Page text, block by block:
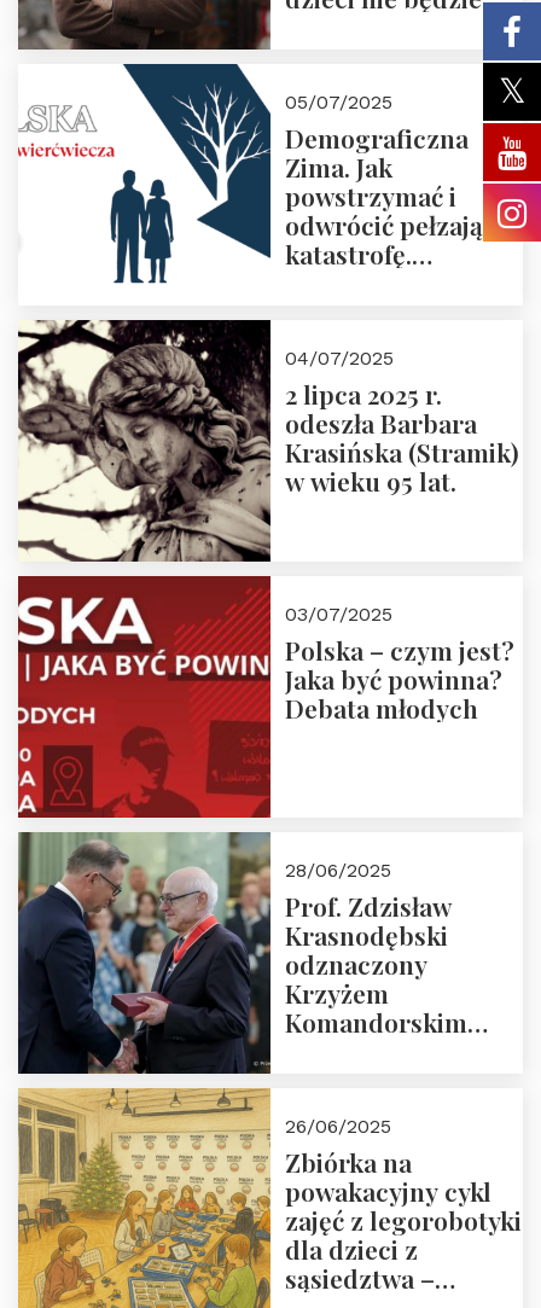
05/07/2025
Demograficzna
Zima. Jak
powstrzymać i
odwrócić pełzającą
katastrofę.
Nowego
Ćwierćwiecza”
04/07/2025
2 lipca 2025 r.
odeszła Barbara
Krasińska (Stramik)
w wieku 95 lat.
03/07/2025
Polska – czym jest?
Jaka być powinna?
Debata młodych
28/06/2025
Prof. Zdzisław
Krasnodębski
odznaczony
Krzyżem
Komandorskim
26/06/2025
Zbiórka na
powakacyjny cykl
zajęć z legorobotyki
dla dzieci z
sąsiedztwa –